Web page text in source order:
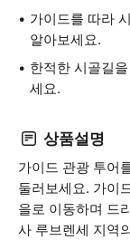
가이드를 따라
알아보세요.
한적한 시골길
세요.
상품설명
가이드 관광 투어
둘러보세요. 가이
을로 이동하며 드
사 루브렌세 지역